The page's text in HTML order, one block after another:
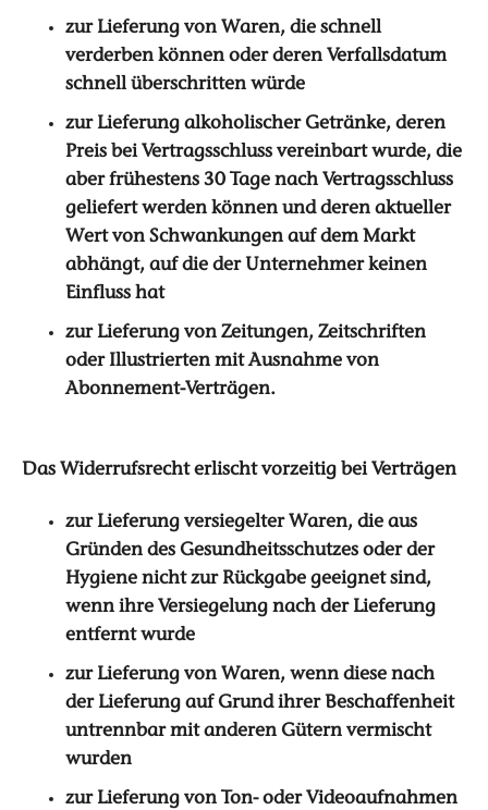
zur Lieferung von Waren, die schnell
verderben können oder deren Verfallsdatum
schnell überschritten würde
zur Lieferung alkoholischer Getränke, deren
Preis bei Vertragsschluss vereinbart wurde, die
aber frühestens 30 Tage nach Vertragsschluss
geliefert werden können und deren aktueller
Wert von Schwankungen auf dem Markt
abhängt, auf die der Unternehmer keinen
Einfluss hat
zur Lieferung von Zeitungen, Zeitschriften
oder Illustrierten mit Ausnahme von
Abonnement-Verträgen.
Das Widerrufsrecht erlischt vorzeitig bei Verträgen
zur Lieferung versiegelter Waren, die aus
Gründen des Gesundheitsschutzes oder der
Hygiene nicht zur Rückgabe geeignet sind,
wenn ihre Versiegelung nach der Lieferung
entfernt wurde
zur Lieferung von Waren, wenn diese nach
der Lieferung auf Grund ihrer Beschaffenheit
untrennbar mit anderen Gütern vermischt
wurden
zur Lieferung von Ton- oder Videoaufnahmen